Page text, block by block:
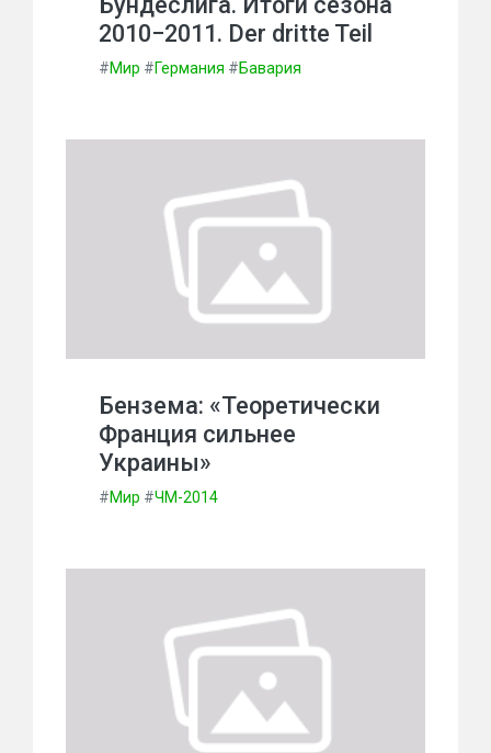
2010−2011. Der dritte Teil
#Мир #Германия #Бавария
Бензема: «Теоретически
Франция сильнее
Украины»
#Мир #ЧМ-2014